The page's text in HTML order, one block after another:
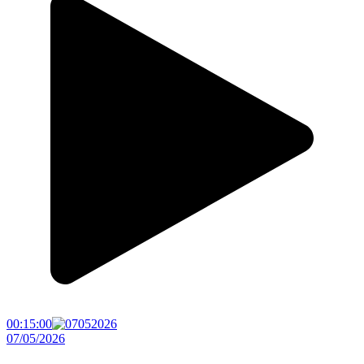
00:15:00
07/05/2026